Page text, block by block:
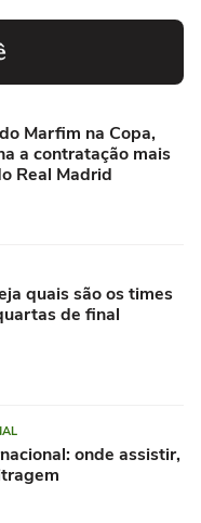
Marfim na Copa,
a contratação mais
Real Madrid
quais são os times
de final
onde assistir,